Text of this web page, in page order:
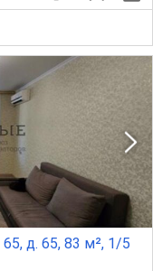
д. 65, 83 м², 1/5